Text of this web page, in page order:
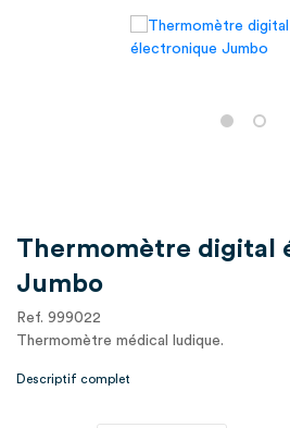
Thermomètre digital
Jumbo
Ref. 999022
Thermomètre médical ludique.
Descriptif complet